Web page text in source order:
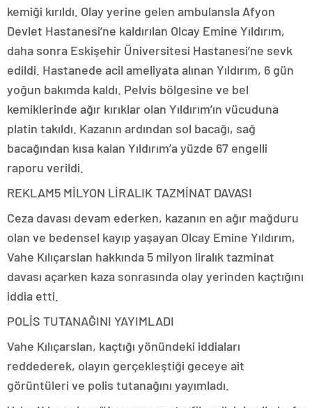
kemiği kırıldı. Olay yerine gelen ambulansla Afyon
Devlet Hastanesi’ne kaldırılan Olcay Emine Yıldırım,
daha sonra Eskişehir Üniversitesi Hastanesi’ne sevk
edildi. Hastanede acil ameliyata alınan Yıldırım, 6 gün
yoğun bakımda kaldı. Pelvis bölgesine ve bel
kemiklerinde ağır kırıklar olan Yıldırım’ın vücuduna
platin takıldı. Kazanın ardından sol bacağı, sağ
bacağından kısa kalan Yıldırım’a yüzde 67 engelli
raporu verildi.
REKLAM5 MİLYON LİRALIK TAZMİNAT DAVASI
Ceza davası devam ederken, kazanın en ağır mağduru
olan ve bedensel kayıp yaşayan Olcay Emine Yıldırım,
Vahe Kılıçarslan hakkında 5 milyon liralık tazminat
davası açarken kaza sonrasında olay yerinden kaçtığını
iddia etti.
POLİS TUTANAĞINI YAYIMLADI
Vahe Kılıçarslan, kaçtığı yönündeki iddiaları
reddederek, olayın gerçekleştiği geceye ait
görüntüleri ve polis tutanağını yayımladı.